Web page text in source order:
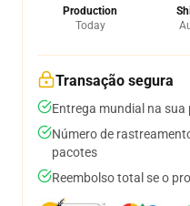
Production
Today
Transação segura
Entrega mundial na sua
Número de
pacotes
Reembolso total se o